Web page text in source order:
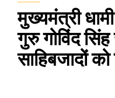
मुख्यमंत्री
गुरु गोविंद सिंह
साहिबजादों